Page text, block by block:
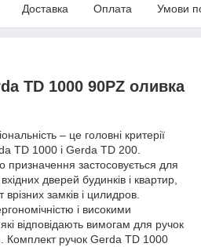
Доставка Оплата Умови
TD 1000 90PZ оливка
– це головні критерії
TD 1000 і Gerda TD 200.
призначення застосовується для
дверей будинків і квартир,
врізних замків і цилидров.
і високими
відповідають вимогам для ручок
Комплект ручок Gerda TD 1000